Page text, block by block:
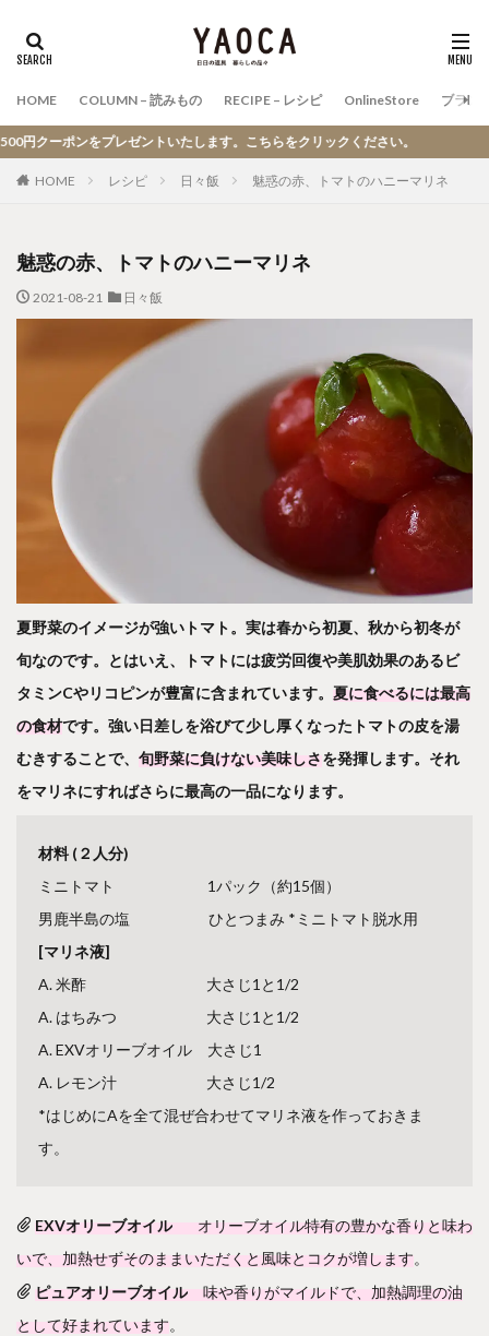
HOME COLUMN – 読みもの RECIPE – レシピ OnlineStore ブラン
いたします。こちらをクリックください。
HOME レシピ 日々飯 魅惑の赤、トマトのハニーマリネ
魅惑の赤、トマトのハニーマリネ
2021-08-21 日々飯
夏野菜のイメージが強いトマト。実は春から初夏、秋から初冬が
旬なのです。とはいえ、トマトには疲労回復や美肌効果のあるビ
タミンCやリコピンが豊富に含まれています。 夏に食べるには最高
の食材です。強い日差しを浴びて少し厚くなったトマトの皮を湯
むきすることで、 旬野菜に負けない美味しさを発揮します。それ
をマリネにすればさらに最高の一品になります。
材料 (２人分)
ミニトマト 1パック（約15個）
男鹿半島の塩 ひとつまみ *ミニトマト脱水用
[マリネ液]
A. 米酢 大さじ1と1/2
A. はちみつ 大さじ1と1/2
A. EXVオリーブオイル 大さじ1
A. レモン汁 大さじ1/2
*はじめにAを全て混ぜ合わせてマリネ液を作っておきま
す。
EXVオリーブオイル オリーブオイル特有の豊かな香りと味わ
いで、加熱せずそのままいただくと風味とコクが増します。
ピュアオリーブオイル 味や香りがマイルドで、加熱調理の油
として好まれています。
検索